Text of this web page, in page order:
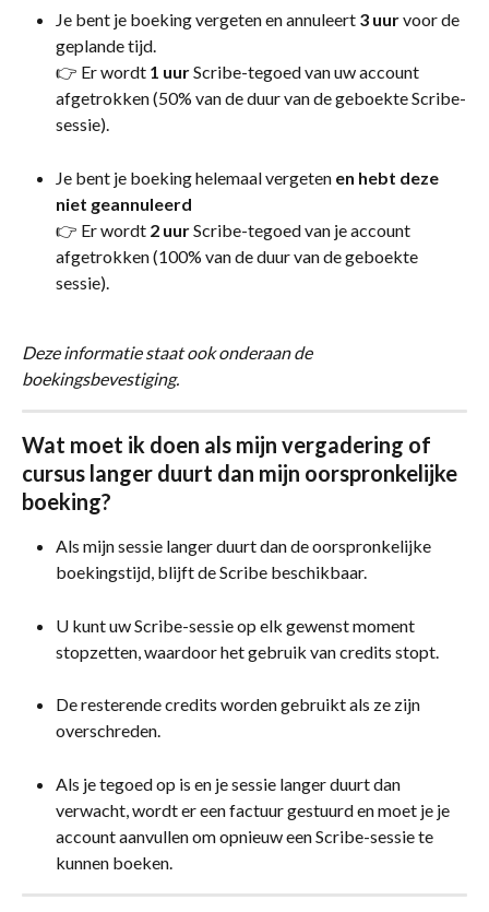
Je bent je boeking vergeten en annuleert 3 uur voor de
geplande tijd.
👉 Er wordt 1 uur Scribe-tegoed van uw account
afgetrokken (50% van de duur van de geboekte Scribe-
sessie).
Je bent je boeking helemaal vergeten en hebt deze
niet geannuleerd
👉 Er wordt 2 uur Scribe-tegoed van je account
afgetrokken (100% van de duur van de geboekte
sessie).
Deze informatie staat ook onderaan de
boekingsbevestiging.
Wat moet ik doen als mijn vergadering of
cursus langer duurt dan mijn oorspronkelijke
boeking?
Als mijn sessie langer duurt dan de oorspronkelijke
boekingstijd, blijft de Scribe beschikbaar.
U kunt uw Scribe-sessie op elk gewenst moment
stopzetten, waardoor het gebruik van credits stopt.
De resterende credits worden gebruikt als ze zijn
overschreden.
Als je tegoed op is en je sessie langer duurt dan
verwacht, wordt er een factuur gestuurd en moet je je
account aanvullen om opnieuw een Scribe-sessie te
kunnen boeken.